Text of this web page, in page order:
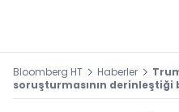
Bloomberg HT Haberler
soruşturmasının derinleştiği